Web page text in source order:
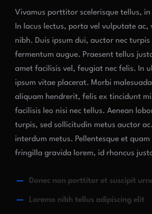
Vivamus porttitor scelerisque tellus,
In lacus lectus, porta vel vulputate ac,
nibh. Duis ipsum dui, auctor nec turpis
fermentum augue. Praesent tellus
amet facilisis vel, feugiat nec felis. In
ipsum vitae placerat. Morbi
aliquam hendrerit, felis ex tincidunt
facilisis leo nisi nec tellus. Aenean
turpis, sed sollicitudin metus auctor
interdum metus. Pellentesque et quam
fringilla gravida lorem, id rhoncus
Donec non porttitor et suscipit
Loremo nibh tellus adipiscing elit